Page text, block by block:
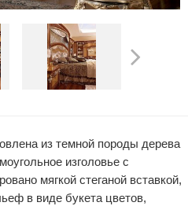
из темной породы дерева
изголовье с
мягкой стеганой вставкой,
в виде букета цветов,